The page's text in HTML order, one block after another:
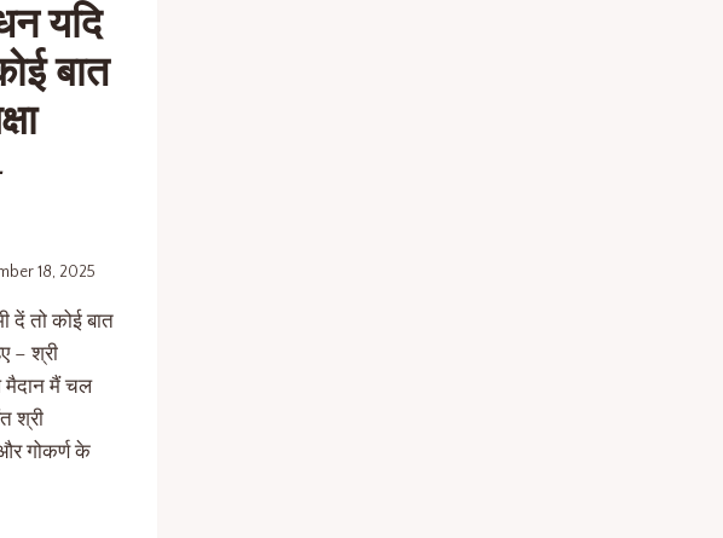
यदि
बात
18, 2025
दें तो कोई बात
– श्री
मैदान मैं चल
श्री
गोकर्ण के